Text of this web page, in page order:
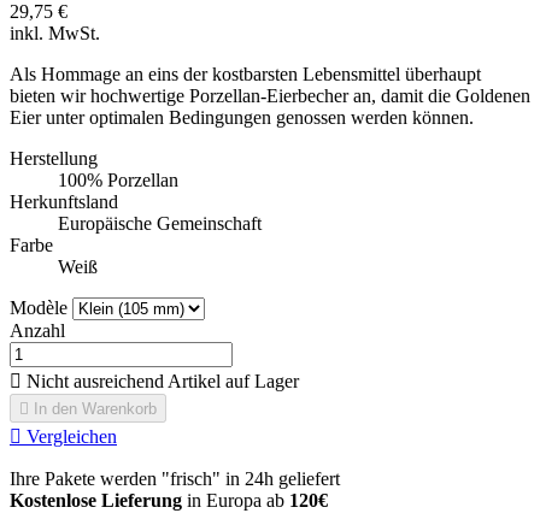
29,75 €
inkl. MwSt.
Als Hommage an eins der kostbarsten Lebensmittel überhaupt
bieten wir hochwertige Porzellan-Eierbecher an, damit die Goldenen
Eier unter optimalen Bedingungen genossen werden können.
Herstellung
100% Porzellan
Herkunftsland
Europäische Gemeinschaft
Farbe
Weiß
Modèle
Anzahl
 Nicht ausreichend Artikel auf Lager
 In den Warenkorb
 Vergleichen
Ihre Pakete werden "frisch" in 24h geliefert
Kostenlose Lieferung in Europa ab 120€